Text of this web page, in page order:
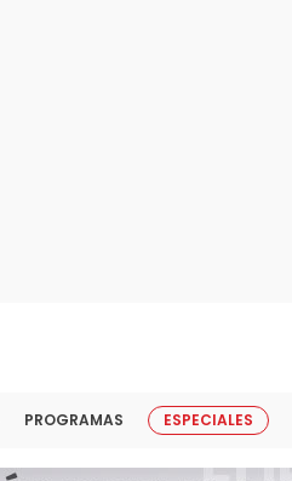
PROGRAMAS ESPECIALES